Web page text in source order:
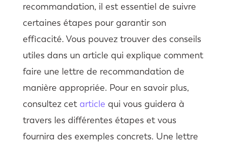
recommandation, il est essentiel de suivre
certaines étapes pour garantir son
efficacité. Vous pouvez trouver des conseils
utiles dans un article qui explique comment
faire une lettre de recommandation de
manière appropriée. Pour en savoir plus,
consultez cet article qui vous guidera à
travers les différentes étapes et vous
fournira des exemples concrets. Une lettre